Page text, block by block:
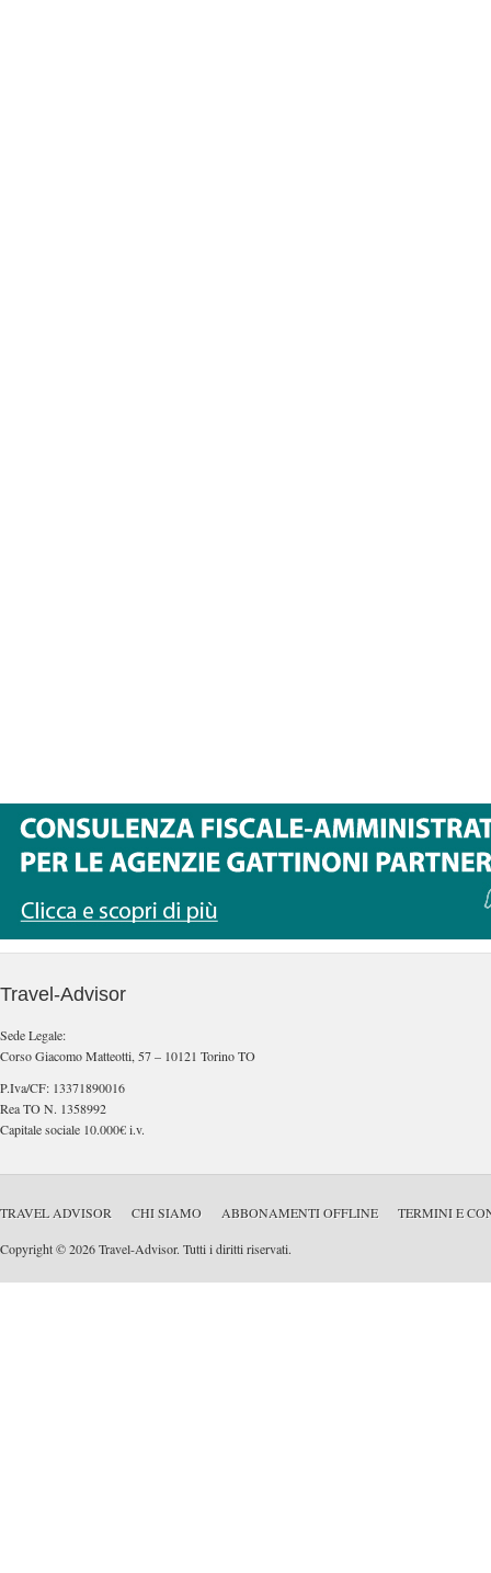
Travel-Advisor
Sede Legale:
Corso Giacomo Matteotti, 57 – 10121 Torino TO
P.Iva/CF: 13371890016
Rea TO N. 1358992
Capitale sociale 10.000€ i.v.
TRAVEL ADVISOR CHI SIAMO ABBONAMENTI OFFLINE TERMINI E
Copyright © 2026 Travel-Advisor. Tutti i diritti riservati.